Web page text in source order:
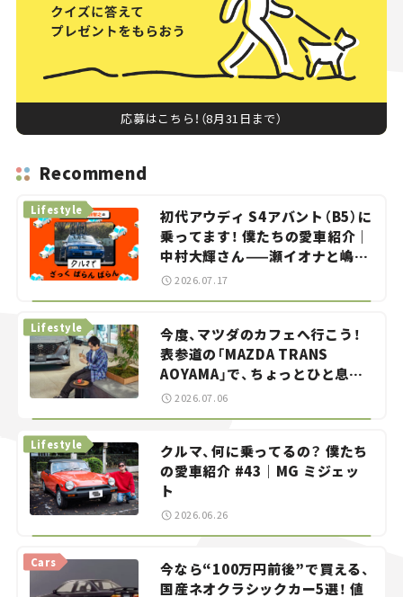
応募はこちら！（8月31日まで）
Recommend
初代アウディ S4アバント（B5）に
乗ってます！ 僕たちの愛車紹介｜
中村大輝さん——瀬イオナと嶋田
智之の「クルマでざっくばらんば
らん！」＃20
Lifestyle
2026.07.17
今度、マツダのカフェへ行こう！
表参道の「MAZDA TRANS
AOYAMA」で、ちょっとひと息。
——連載｜CCGとクルマでどうす
Lifestyle
2026.07.06
クルマ、何に乗ってるの？ 僕たち
の愛車紹介 #43｜MG ミジェッ
ト
Lifestyle
2026.06.26
今なら“100万円前後”で買える、
国産ネオクラシックカー5選！ 値
Cars